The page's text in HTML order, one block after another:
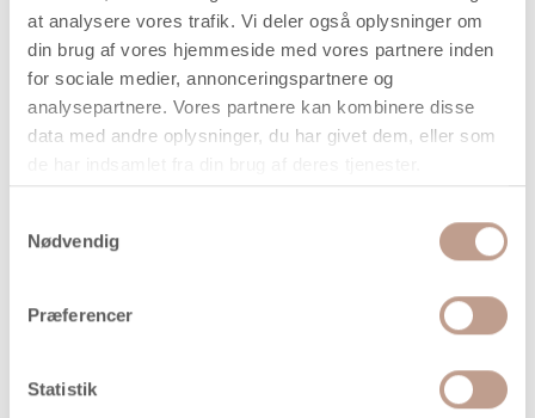
at analysere vores trafik. Vi deler også oplysninger om
din brug af vores hjemmeside med vores partnere inden
for sociale medier, annonceringspartnere og
analysepartnere. Vores partnere kan kombinere disse
data med andre oplysninger, du har givet dem, eller som
Nødvendig
Præferencer
Statistik
Din bestilling er først bindende,
når vi har bekræftet din ordre.
På lager
Handelsbetingelser
Blødt og skumagtigt materiale, som du nemt kan skære,